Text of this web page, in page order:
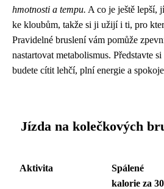
hmotnosti a tempu. A co je ještě lepší,
ke kloubům, takže si ji užijí i ti, pro
Pravidelné bruslení vám pomůže
nastartovat metabolismus. Představte
budete cítit lehčí, plní energie a
Jízda na kolečkových
Aktivita
Spálené
kalorie za 30